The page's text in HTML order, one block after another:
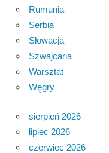
Rumunia
Serbia
Słowacja
Szwajcaria
Warsztat
Węgry
sierpień 2026
lipiec 2026
czerwiec 2026